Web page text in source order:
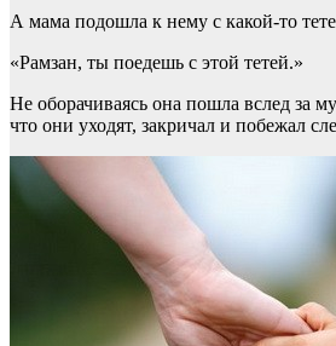
А мама подошла к нему с какой-то
«Рамзан, ты поедешь с этой тетей.»
Не оборачиваясь она пошла вслед за
что они уходят, закричал и побежал